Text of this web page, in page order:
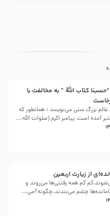
كتاب اللّه ” به مخالفت با
خفاجی مصری عالم بزرگ سنی می‌نویسد : همانطور که
آمده است، پیامبر اکرم (صلوات اللّه...
از زیارت اربعین
کم همه رفتنی‌ها می‌روند و
چشم می‌بندند.چگونه؟می‌...